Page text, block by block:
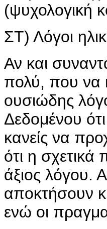
(ψυχολογική
ΣΤ) Λόγοι
Αν και
πολύ, που να
ουσιώδης
Δεδομένου
κανείς να
ότι η σχετικά
άξιος λόγου.
αποκτήσουν
ενώ οι